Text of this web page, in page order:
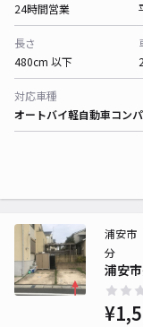
24時間営業
長さ
480cm 以下
対応車種
オートバイ軽自動車コン
浦安
浦安市
分